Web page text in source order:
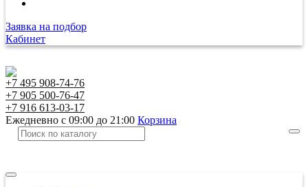
Заявка на подбор
Кабинет
+7 495 908-74-76
+7 905 500-76-47
+7 916 613-03-17
Ежедневно с 09:00 до 21:00 Корзина